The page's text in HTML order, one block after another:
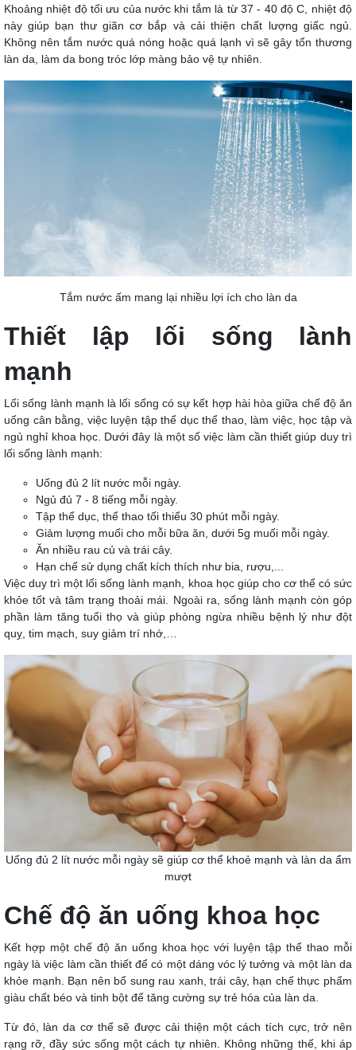
Khoảng nhiệt độ tối ưu của nước khi tắm là từ 37 - 40 độ C, nhiệt độ
này giúp bạn thư giãn cơ bắp và cải thiện chất lượng giấc ngủ.
Không nên tắm nước quá nóng hoặc quá lạnh vì sẽ gây tổn thương
làn da, làm da bong tróc lớp màng bảo vệ tự nhiên.
Tắm nước ấm mang lại nhiều lợi ích cho làn da
Thiết lập lối sống lành
mạnh
Lối sống lành mạnh là lối sống có sự kết hợp hài hòa giữa chế độ ăn
uống cân bằng, việc luyện tập thể dục thể thao, làm việc, học tập và
ngủ nghỉ khoa học. Dưới đây là một số việc làm cần thiết giúp duy trì
lối sống lành mạnh:
Uống đủ 2 lít nước mỗi ngày.
Ngủ đủ 7 - 8 tiếng mỗi ngày.
Tập thể dục, thể thao tối thiểu 30 phút mỗi ngày.
Giảm lượng muối cho mỗi bữa ăn, dưới 5g muối mỗi ngày.
Ăn nhiều rau củ và trái cây.
Hạn chế sử dụng chất kích thích như bia, rượu,...
Việc duy trì một lối sống lành mạnh, khoa học giúp cho cơ thể có sức
khỏe tốt và tâm trạng thoải mái. Ngoài ra, sống lành mạnh còn góp
phần làm tăng tuổi thọ và giúp phòng ngừa nhiều bệnh lý như đột
quỵ, tim mạch, suy giảm trí nhớ,…
Uống đủ 2 lít nước mỗi ngày sẽ giúp cơ thể khoẻ mạnh và làn da ẩm
mượt
Chế độ ăn uống khoa học
Kết hợp một chế độ ăn uống khoa học với luyện tập thể thao mỗi
ngày là việc làm cần thiết để có một dáng vóc lý tưởng và một làn da
khỏe mạnh. Bạn nên bổ sung rau xanh, trái cây, hạn chế thực phẩm
giàu chất béo và tinh bột để tăng cường sự trẻ hóa của làn da.
Từ đó, làn da cơ thể sẽ được cải thiện một cách tích cực, trở nên
rạng rỡ, đầy sức sống một cách tự nhiên. Không những thế, khi áp